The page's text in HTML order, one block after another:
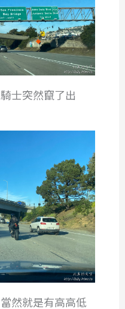
士突然竄了出
然就是有高高低